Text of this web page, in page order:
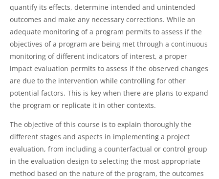
quantify its effects, determine intended and unintended
outcomes and make any necessary corrections. While an
adequate monitoring of a program permits to assess if the
objectives of a program are being met through a continuous
monitoring of different indicators of interest, a proper
impact evaluation permits to assess if the observed changes
are due to the intervention while controlling for other
potential factors. This is key when there are plans to expand
the program or replicate it in other contexts.
The objective of this course is to explain thoroughly the
different stages and aspects in implementing a project
evaluation, from including a counterfactual or control group
in the evaluation design to selecting the most appropriate
method based on the nature of the program, the outcomes